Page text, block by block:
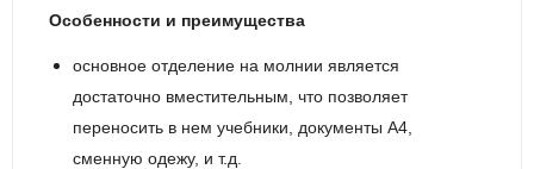
Особенности и преимущества
основное отделение на молнии является
достаточно вместительным, что позволяет
переносить в нем учебники, документы А4,
сменную одежу, и т.д.